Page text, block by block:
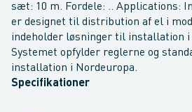
sæt: 10 m. Fordele: .. Applications:
er designet til distribution af el i
indeholder løsninger til installation i
Systemet opfylder reglerne og
installation i Nordeuropa.
Specifikationer